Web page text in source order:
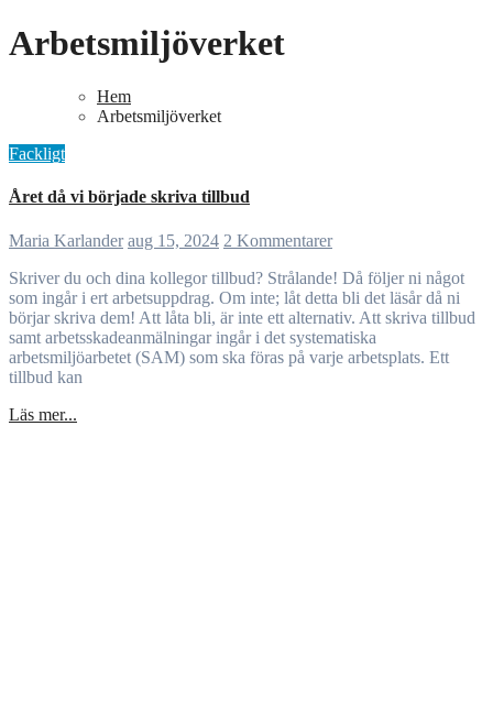
Arbetsmiljöverket
Hem
Arbetsmiljöverket
Fackligt
Året då vi började skriva tillbud
Maria Karlander aug 15, 2024 2 Kommentarer
Skriver du och dina kollegor tillbud? Strålande! Då följer ni något
som ingår i ert arbetsuppdrag. Om inte; låt detta bli det läsår då ni
börjar skriva dem! Att låta bli, är inte ett alternativ. Att skriva tillbud
samt arbetsskadeanmälningar ingår i det systematiska
arbetsmiljöarbetet (SAM) som ska föras på varje arbetsplats. Ett
tillbud kan
Läs mer...